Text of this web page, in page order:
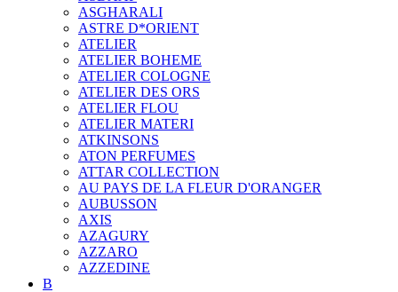
ASGHARALI
ASTRE D*ORIENT
ATELIER
ATELIER BOHEME
ATELIER COLOGNE
ATELIER DES ORS
ATELIER FLOU
ATELIER MATERI
ATKINSONS
ATON PERFUMES
ATTAR COLLECTION
AU PAYS DE LA FLEUR D'ORANGER
AUBUSSON
AXIS
AZAGURY
AZZARO
AZZEDINE
B